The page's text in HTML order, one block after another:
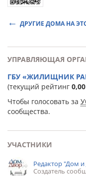
ДРУГИЕ ДОМА НА
УПРАВЛЯЮЩАЯ
ГБУ «ЖИЛИЩНИК
(текущий рейтинг 0,00
Чтобы голосовать за
сообщества.
УЧАСТНИКИ
Редактор "Дом
Создатель